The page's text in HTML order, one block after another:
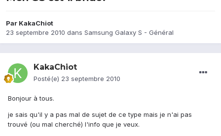
Par KakaChiot
23 septembre 2010 dans Samsung Galaxy S - Général
KakaChiot
Posté(e) 23 septembre 2010
Bonjour à tous.
je sais qu'il y a pas mal de sujet de ce type mais je n'ai pas
trouvé (ou mal cherché) l'info que je veux.